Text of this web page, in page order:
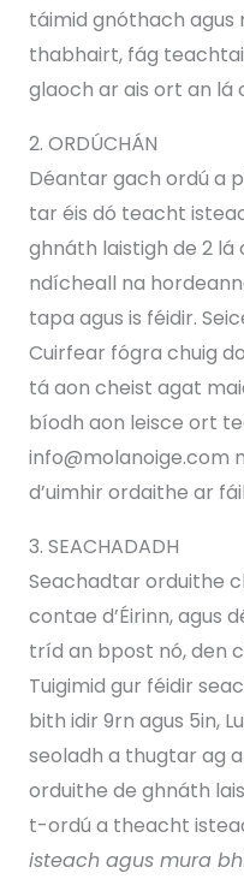
táimid gnóthach agus
thabhairt, fág
glaoch ar ais ort an lá
2. ORDÚCHÁN
Déantar gach ordú a
tar éis dó teacht
ghnáth laistigh de 2 lá
ndícheall na
tapa agus is féidir.
Cuirfear fógra chuig
tá aon cheist agat
bíodh aon leisce ort
info@molanoige.com
d’uimhir ordaithe ar
3. SEACHADADH
Seachadtar orduithe
contae d’Éirinn, agus
tríd an bpost nó, den
Tuigimid gur féidir
bith idir 9rn agus 5in,
seoladh a thugtar ag
orduithe de ghnáth
t-ordú a theacht
isteach agus mura